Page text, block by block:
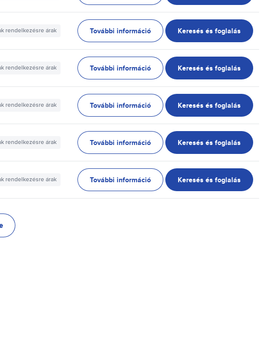
rendelkezésre árak További információ Keresés és foglalás
rendelkezésre árak További információ Keresés és foglalás
rendelkezésre árak További információ Keresés és foglalás
rendelkezésre árak További információ Keresés és foglalás
rendelkezésre árak További információ Keresés és foglalás